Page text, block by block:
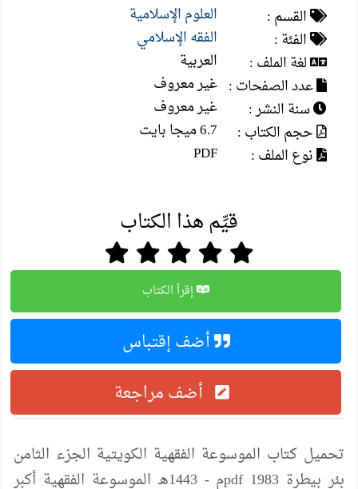
القسم :
العلوم الإسلامية
الفئة :
الفقه الإسلامي
لغة الملف :
العربية
عدد الصفحات : غير معروف
سنة النشر :
غير معروف
حجم الكتاب :
6.7 ميجا بايت
نوع الملف :
PDF
قيِّم هذا الكتاب
إقرأ الكتاب
أضف إقتباس
أضف مراجعة
تحميل كتاب الموسوعة الفقهية الكويتية الجزء الثامن
بئر بيطرة pdf 1983م - 1443هـ الموسوعة الفقهية أكبر